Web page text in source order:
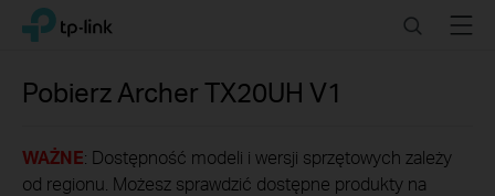
Click
navigation
TP-Link, Reliably Smart SearchMenu
PobierzArcher TX20UH V1
WAŻNE: Dostępność modeli i wersji sprzętowych zależy
od regionu. Możesz sprawdzić dostępne produkty na